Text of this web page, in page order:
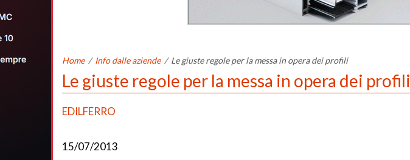
Home / Info dalle aziende / Le giuste regole per la messa in opera dei profili
Le giuste regole per la messa in opera dei profili
EDILFERRO
15/07/2013